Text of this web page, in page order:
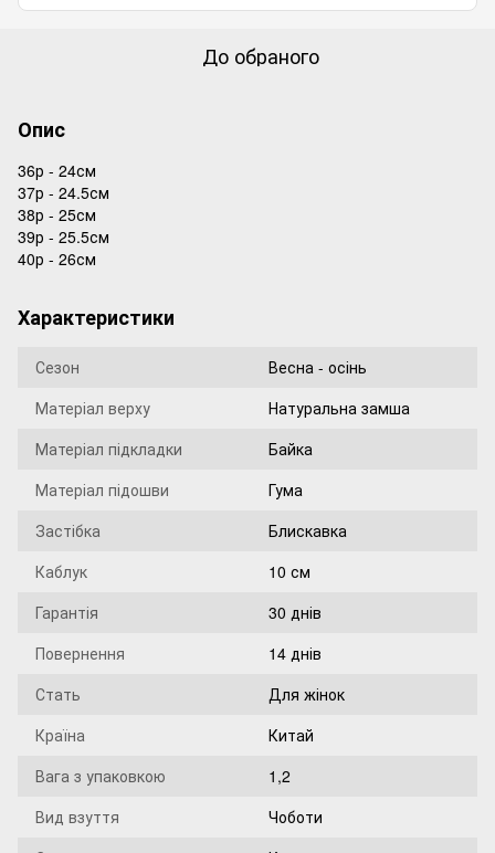
До обраного
Опис
36р - 24см
37р - 24.5см
38р - 25см
39р - 25.5см
40р - 26см
Характеристики
Сезон
Весна - осінь
Матеріал верху
Натуральна замша
Матеріал підкладки
Байка
Матеріал підошви
Гума
Застібка
Блискавка
Каблук
10 см
Гарантія
30 днів
Повернення
14 днів
Стать
Для жінок
Країна
Китай
Вага з упаковкою
1,2
Вид взуття
Чоботи